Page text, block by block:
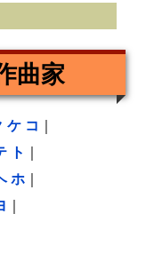
曲家
ケ コ
ト
ホ｜